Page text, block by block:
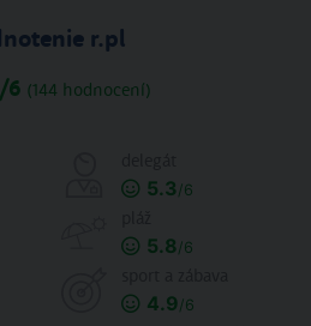
r.pl
/6 (144 hodnocení)
5.3/6
5.8/6
4.9/6